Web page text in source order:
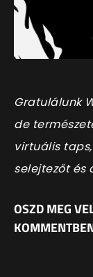
Gratulálunk
de
virtuális
selejtezőt és
OSZD MEG